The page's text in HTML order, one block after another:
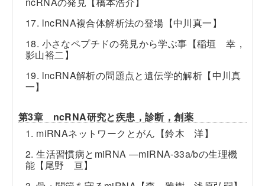
17. lncRNA複合体解析法の登場【中川真一】
18. 小さなペプチドの発見から学ぶ事【稲垣 幸，
影山裕二】
19. lncRNA解析の問題点と遺伝学的解析【中川真
一】
第3章 ncRNA研究と疾患，診断，創薬
1. miRNAネットワークとがん【鈴木 洋】
2. 生活習慣病とmiRNA ―miRNA-33a/bの生理機
能【尾野 亘】